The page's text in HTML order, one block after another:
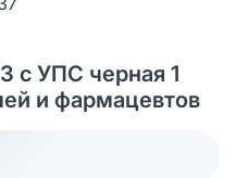
с УПС черная 1
и фармацевтов